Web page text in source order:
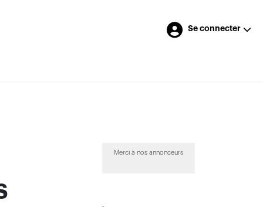
Se connecter
Merci à nos annonceurs